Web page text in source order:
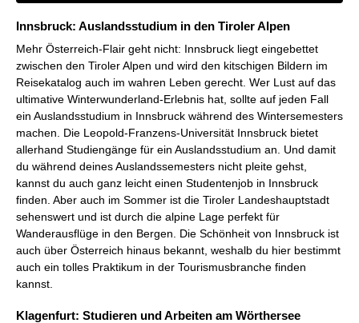
Innsbruck: Auslandsstudium in den Tiroler Alpen
Mehr Österreich-Flair geht nicht: Innsbruck liegt eingebettet
zwischen den Tiroler Alpen und wird den kitschigen Bildern im
Reisekatalog auch im wahren Leben gerecht. Wer Lust auf das
ultimative Winterwunderland-Erlebnis hat, sollte auf jeden Fall
ein Auslandsstudium in Innsbruck während des Wintersemesters
machen. Die Leopold-Franzens-Universität Innsbruck bietet
allerhand Studiengänge für ein Auslandsstudium an. Und damit
du während deines Auslandssemesters nicht pleite gehst,
kannst du auch ganz leicht einen Studentenjob in Innsbruck
finden. Aber auch im Sommer ist die Tiroler Landeshauptstadt
sehenswert und ist durch die alpine Lage perfekt für
Wanderausflüge in den Bergen. Die Schönheit von Innsbruck ist
auch über Österreich hinaus bekannt, weshalb du hier bestimmt
auch ein tolles Praktikum in der Tourismusbranche finden
kannst.
Klagenfurt: Studieren und Arbeiten am Wörthersee